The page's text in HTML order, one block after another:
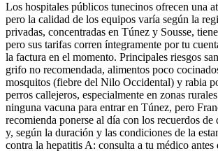
Los hospitales públicos tunecinos ofrecen una
pero la calidad de los equipos varía según la
privadas, concentradas en Túnez y Sousse,
pero sus tarifas corren íntegramente por tu
la factura en el momento. Principales riesgos
grifo no recomendada, alimentos poco
mosquitos (fiebre del Nilo Occidental) y rabia
perros callejeros, especialmente en zonas
ninguna vacuna para entrar en Túnez, pero
recomienda ponerse al día con los recuerdos
y, según la duración y las condiciones de la
contra la hepatitis A: consulta a tu médico antes